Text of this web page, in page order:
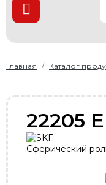
Доставка и оплата
+7 (831) 215-14-27
Главная Каталог
22205
Сферический